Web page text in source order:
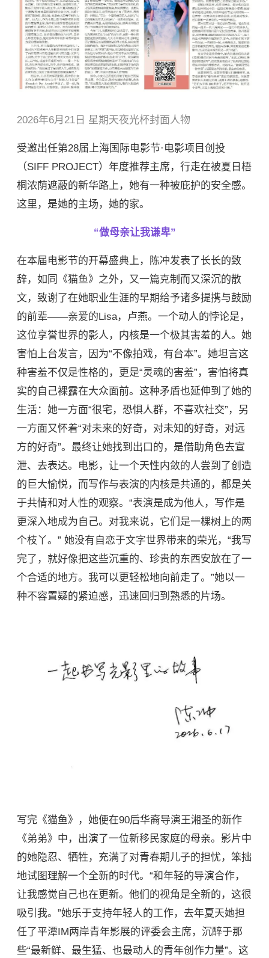
2026年6月21日 星期天夜光杯封面人物
受邀出任第28届上海国际电影节·电影项目创投
（SIFF PROJECT）年度推荐主席，行走在被夏日梧
桐浓荫遮蔽的新华路上，她有一种被庇护的安全感。
这里，是她的主场，她的家。
“做母亲让我谦卑”
在本届电影节的开幕盛典上，陈冲发表了长长的致
辞，如同《猫鱼》之外，又一篇克制而又深沉的散
文，致谢了在她职业生涯的早期给予诸多提携与鼓励
的前辈——亲爱的Lisa，卢燕。一个动人的悖论是，
这位享誉世界的影人，内核是一个极其害羞的人。她
害怕上台发言，因为“不像拍戏，有台本”。她坦言这
种害羞不仅是性格的，更是“灵魂的害羞”，害怕将真
实的自己裸露在大众面前。这种矛盾也延伸到了她的
生活：她一方面“很宅，恐惧人群，不喜欢社交”，另
一方面又怀着“对未来的好奇，对未知的好奇，对远
方的好奇”。最终让她找到出口的，是借助角色去宣
泄、去表达。电影，让一个天性内敛的人尝到了创造
的巨大愉悦，而写作与表演的内核是共通的，都是关
于共情和对人性的观察。“表演是成为他人，写作是
更深入地成为自己。对我来说，它们是一棵树上的两
个枝丫。” 她没有自恋于文字世界带来的荣光，“我写
完了，就好像把这些沉重的、珍贵的东西安放在了一
个合适的地方。我可以更轻松地向前走了。”她以一
种不容置疑的紧迫感，迅速回归到熟悉的片场。
写完《猫鱼》，她便在90后华裔导演王湘圣的新作
《弟弟》中，出演了一位新移民家庭的母亲。影片中
的她隐忍、牺牲，充满了对青春期儿子的担忧，笨拙
地试图理解一个全新的时代。“和年轻的导演合作，
让我感觉自己也在更新。他们的视角是全新的，这很
吸引我。”她乐于支持年轻人的工作，去年夏天她担
任了平潭IM两岸青年影展的评委会主席，沉醉于那
些“最新鲜、最生猛、也最动人的青年创作力量”。这